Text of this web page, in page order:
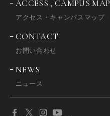
ACCESS , CAMPUS MAP
アクセス・キャンパスマップ
CONTACT
お問い合わせ
NEWS
ニュース